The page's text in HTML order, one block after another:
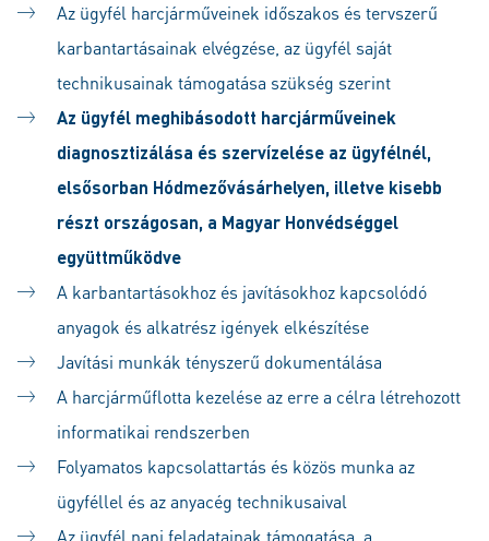
Az ügyfél harcjárműveinek időszakos és tervszerű
karbantartásainak elvégzése, az ügyfél saját
technikusainak támogatása szükség szerint
Az ügyfél meghibásodott harcjárműveinek
diagnosztizálása és szervízelése az ügyfélnél,
elsősorban Hódmezővásárhelyen, illetve kisebb
részt országosan, a Magyar Honvédséggel
együttműködve
A karbantartásokhoz és javításokhoz kapcsolódó
anyagok és alkatrész igények elkészítése
Javítási munkák tényszerű dokumentálása
A harcjárműflotta kezelése az erre a célra létrehozott
informatikai rendszerben
Folyamatos kapcsolattartás és közös munka az
ügyféllel és az anyacég technikusaival
Az ügyfél napi feladatainak támogatása, a